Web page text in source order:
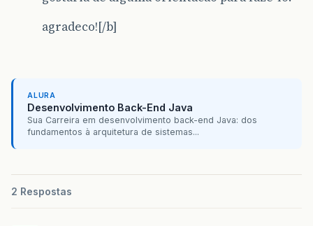
agradeco![/b]
ALURA
Desenvolvimento Back-End Java
Sua Carreira em desenvolvimento back-end Java: dos
fundamentos à arquitetura de sistemas...
2 Respostas